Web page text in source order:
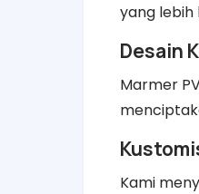
yang lebih
Desain
Marmer
Kami